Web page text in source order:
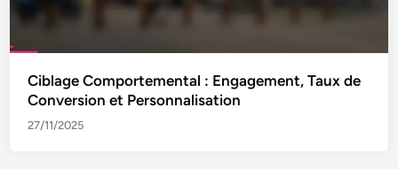
Ciblage Comportemental : Engagement, Taux de
Conversion et Personnalisation
27/11/2025